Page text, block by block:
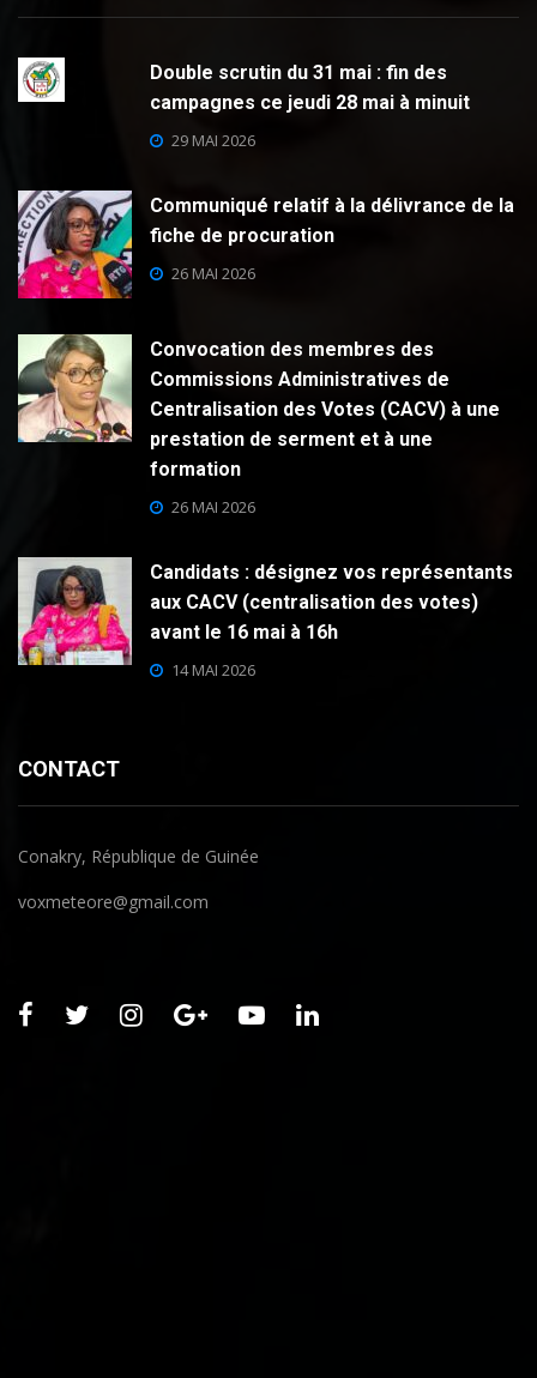
Double scrutin du 31 mai : fin des
campagnes ce jeudi 28 mai à minuit
29 MAI 2026
Communiqué relatif à la délivrance de la
fiche de procuration
26 MAI 2026
Convocation des membres des
Commissions Administratives de
Centralisation des Votes (CACV) à une
prestation de serment et à une
formation
26 MAI 2026
Candidats : désignez vos représentants
aux CACV (centralisation des votes)
avant le 16 mai à 16h
14 MAI 2026
CONTACT
Conakry, République de Guinée
voxmeteore@gmail.com